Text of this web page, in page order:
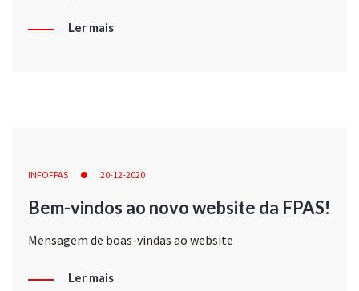
Ler mais
INFOFPAS 20-12-2020
Bem-vindos ao novo website da FPAS!
Mensagem de boas-vindas ao website
Ler mais